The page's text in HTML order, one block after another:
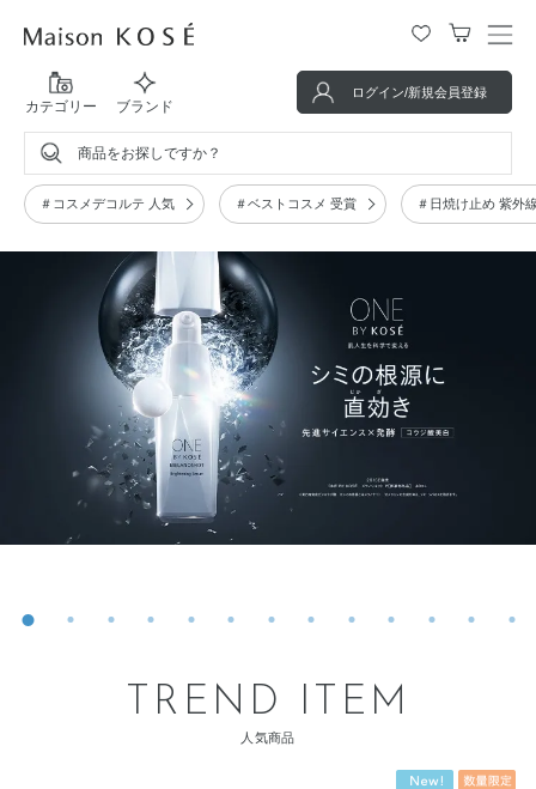
メ
ニ
開
閉
す
る
カテゴリー ブランド
ログイン/新規会員登録
商品をお探しですか？
＃コスメデコルテ 人気 ＃ベストコスメ 受賞 ＃日焼け止め 紫外
TREND ITEM
人気商品